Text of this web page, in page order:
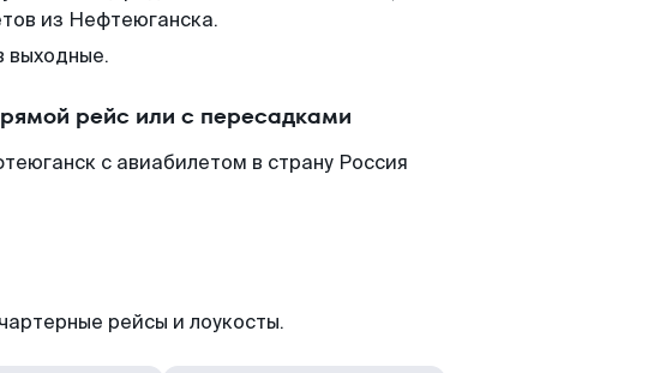
из Нефтеюганска.
выходные.
рейс или с пересадками
с авиабилетом в страну Россия
рейсы и лоукосты.